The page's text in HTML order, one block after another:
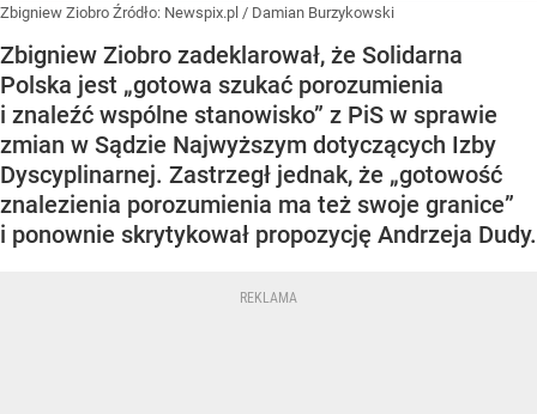
Zbigniew Ziobro Źródło: Newspix.pl / Damian Burzykowski
Zbigniew Ziobro zadeklarował, że Solidarna
Polska jest „gotowa szukać porozumienia
i znaleźć wspólne stanowisko” z PiS w sprawie
zmian w Sądzie Najwyższym dotyczących Izby
Dyscyplinarnej. Zastrzegł jednak, że „gotowość
znalezienia porozumienia ma też swoje granice”
i ponownie skrytykował propozycję Andrzeja Dudy.